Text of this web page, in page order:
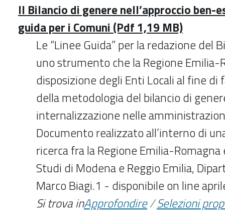
Il Bilancio di genere nell’approccio ben-
guida per i Comuni (Pdf 1,19 MB)
Le “Linee Guida” per la redazione del
uno strumento che la Regione
disposizione degli Enti Locali al fine di
della metodologia del bilancio di
internalizzazione nelle
Documento realizzato all’interno di
ricerca fra la Regione Emilia-Romagna
Studi di Modena e Reggio Emilia,
Marco Biagi.1 - disponibile on line
Si trova inApprofondire/Selezioni